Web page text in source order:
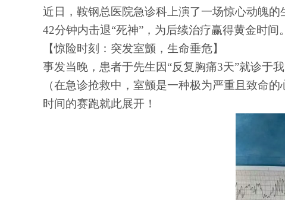
近日，鞍钢总医院急诊科上演了一场惊心动魄
42分钟内击退“死神”，为后续治疗赢得黄金时间。
【惊险时刻：突发室颤，生命垂危】
事发当晚，患者于先生因“反复胸痛3天”就诊于
（在急诊抢救中，室颤是一种极为严重且致命
时间的赛跑就此展开！